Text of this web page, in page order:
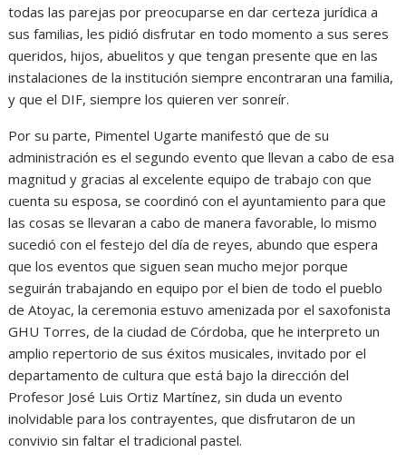
todas las parejas por preocuparse en dar certeza jurídica a
sus familias, les pidió disfrutar en todo momento a sus seres
queridos, hijos, abuelitos y que tengan presente que en las
instalaciones de la institución siempre encontraran una familia,
y que el DIF, siempre los quieren ver sonreír.
Por su parte, Pimentel Ugarte manifestó que de su
administración es el segundo evento que llevan a cabo de esa
magnitud y gracias al excelente equipo de trabajo con que
cuenta su esposa, se coordinó con el ayuntamiento para que
las cosas se llevaran a cabo de manera favorable, lo mismo
sucedió con el festejo del día de reyes, abundo que espera
que los eventos que siguen sean mucho mejor porque
seguirán trabajando en equipo por el bien de todo el pueblo
de Atoyac, la ceremonia estuvo amenizada por el saxofonista
GHU Torres, de la ciudad de Córdoba, que he interpreto un
amplio repertorio de sus éxitos musicales, invitado por el
departamento de cultura que está bajo la dirección del
Profesor José Luis Ortiz Martínez, sin duda un evento
inolvidable para los contrayentes, que disfrutaron de un
convivio sin faltar el tradicional pastel.